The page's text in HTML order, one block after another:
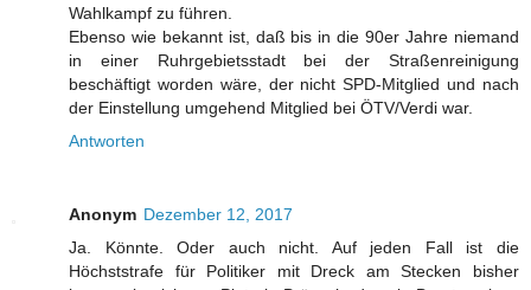
Wahlkampf zu führen.
Ebenso wie bekannt ist, daß bis in die 90er Jahre niemand
in einer Ruhrgebietsstadt bei der Straßenreinigung
beschäftigt worden wäre, der nicht SPD-Mitglied und nach
der Einstellung umgehend Mitglied bei ÖTV/Verdi war.
Antworten
Anonym Dezember 12, 2017
Ja. Könnte. Oder auch nicht. Auf jeden Fall ist die
Höchststrafe für Politiker mit Dreck am Stecken bisher